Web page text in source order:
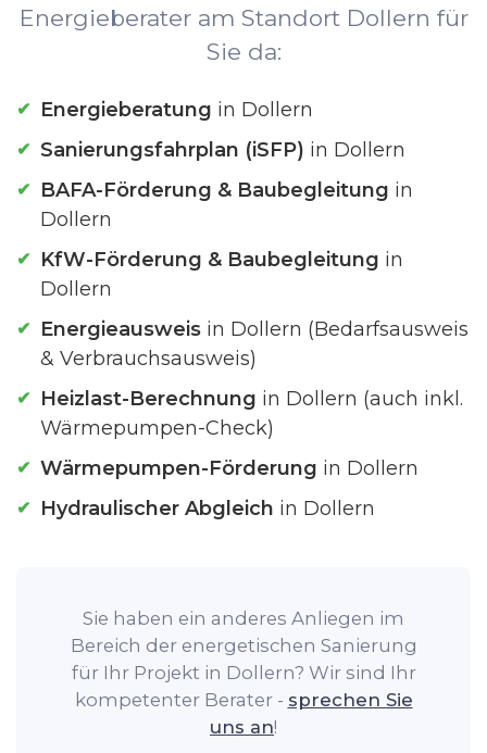
Energieberater am Standort Dollern für
Sie da:
Energieberatung in Dollern
Sanierungsfahrplan (iSFP) in Dollern
BAFA-Förderung & Baubegleitung in
Dollern
KfW-Förderung & Baubegleitung in
Dollern
Energieausweis in Dollern (Bedarfsausweis
& Verbrauchsausweis)
Heizlast-Berechnung in Dollern (auch inkl.
Wärmepumpen-Check)
Wärmepumpen-Förderung in Dollern
Hydraulischer Abgleich in Dollern
Sie haben ein anderes Anliegen im
Bereich der energetischen Sanierung
für Ihr Projekt in Dollern? Wir sind Ihr
kompetenter Berater - sprechen Sie
uns an!